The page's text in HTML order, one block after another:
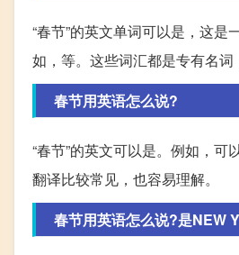
“春节”的英文单词可以是，这
如，等。这些词汇都是专有名词
春节用英语怎么说?
“春节”的英文可以是。例如，
翻译比较常见，也容易理解。
春节用英语怎么说?是NEW